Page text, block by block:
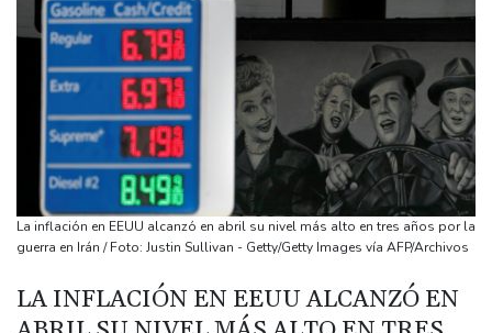
Debilitado, Infantino organiza reunión de crisis en Marruecos
Los rebeldes hutíes de Yemen dicen haber atacado dos petrolero
sauditas
Debilitado, Infantino organizó reunión de crisis en Marruecos
Noosha Aubel: Klarar hon av Potsdams problem?
Noosha Aubel: Czy poradzi sobie z problemami Poczdamu?
Noosha Aubel: Είναι σε θέση να αντιμετωπίσει τα προβλήματα
του Πότσδαμ;
Noosha Aubel: Zvládne problémy Postupimi?
نوشا أوبيل: هل هي على مستوى التحديات التي تواجهها بوتسدام؟
La inflación en EEUU alcanzó en abril su nivel más alto en tres años por la
guerra en Irán / Foto: Justin Sullivan - Getty/Getty Images vía AFP/Archivos
LA INFLACIÓN EN EEUU ALCANZÓ EN